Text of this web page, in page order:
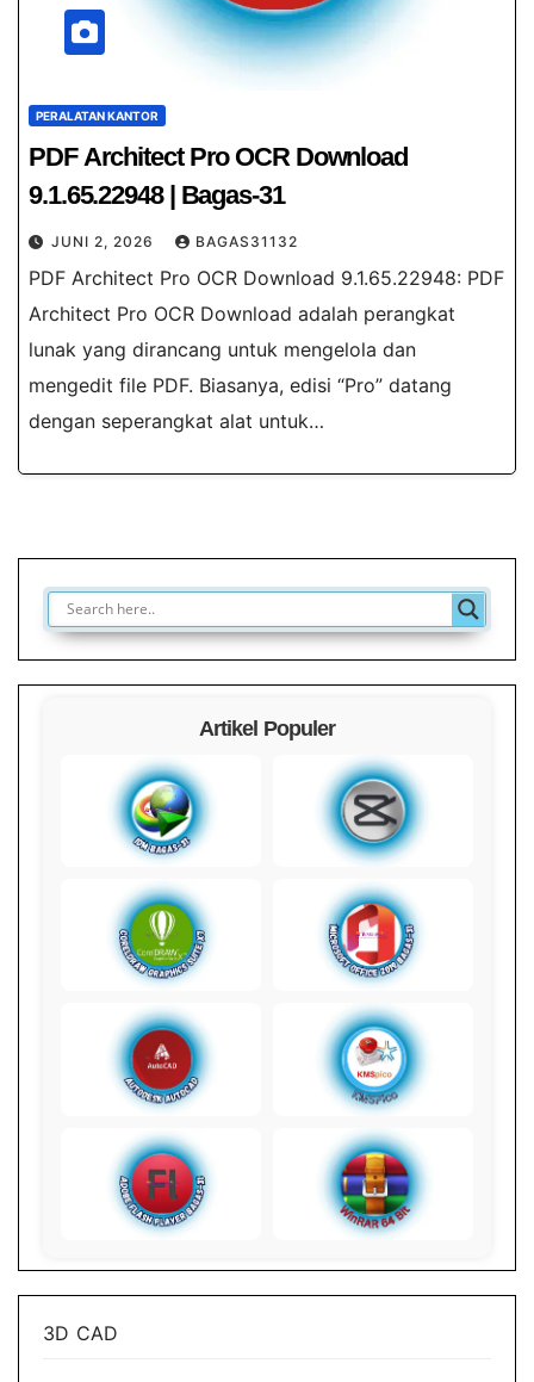
PERALATAN KANTOR
PDF Architect Pro OCR Download​
9.1.65.22948 | Bagas-31
JUNI 2, 2026 BAGAS31132
PDF Architect Pro OCR Download​ 9.1.65.22948: PDF
Architect Pro OCR Download​ adalah perangkat
lunak yang dirancang untuk mengelola dan
mengedit file PDF. Biasanya, edisi “Pro” datang
dengan seperangkat alat untuk…
Artikel Populer
3D CAD